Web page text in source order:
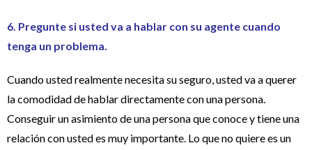
6. Pregunte si usted va a hablar con su agente cuando
tenga un problema.
Cuando usted realmente necesita su seguro, usted va a querer
la comodidad de hablar directamente con una persona.
Conseguir un asimiento de una persona que conoce y tiene una
relación con usted es muy importante. Lo que no quiere es un